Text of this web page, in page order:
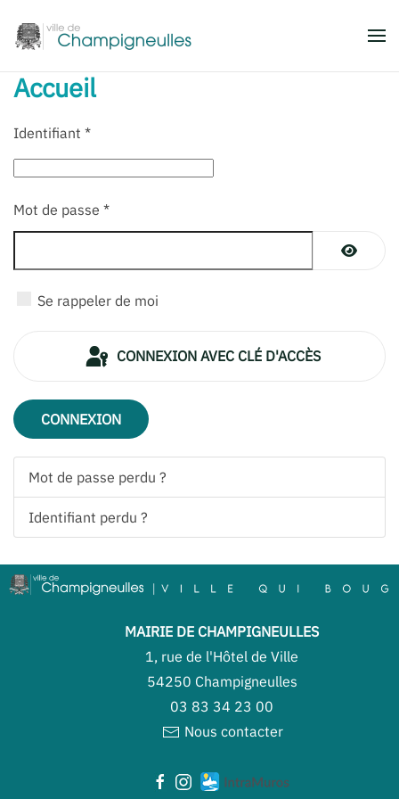
Accéder au contenu principal
Accueil
Identifiant *
Mot de passe *
Se rappeler de moi
CONNEXION AVEC CLÉ D'ACCÈS
CONNEXION
Mot de passe perdu ?
Identifiant perdu ?
MAIRIE DE CHAMPIGNEULLES
1, rue de l'Hôtel de Ville
54250 Champigneulles
03 83 34 23 00
Nous contacter